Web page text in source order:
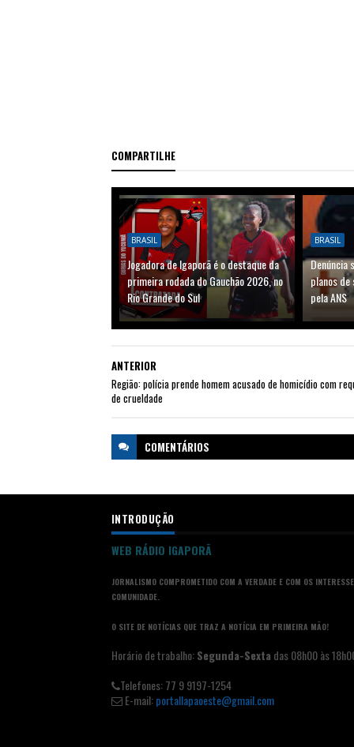
COMPARTILHE
BRASIL
Jogadora de Igaporã é o destaque da
primeira rodada do Gauchão 2026, no
Rio Grande do Sul
BRASIL
Denúncia
planos
pela ANS
ANTERIOR
Região: polícia prende homem acusado de homicídio com
de crueldade
COMENTÁRIOS
INTRODUÇÃO
WEB RÁDIO IGAPORÃ
JORNALISMO COMPROMETIDO COM A VERDADE E COM OS
COMUNIDADE.
O SITE DE NOTÍCIAS QUE TRAZ A NOTÍCIA EM PRIMEIRA MÃO!
Horário de trabalho:Segunda-Sexta das 08h00 às
Telefones: 77 9 9197-1254
E-mail:portallapaoeste@gmail.com